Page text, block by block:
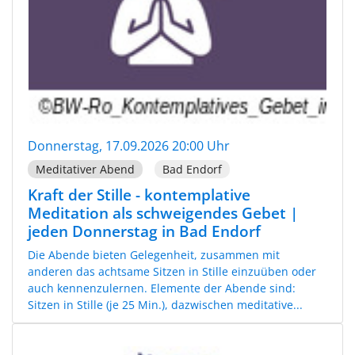
Donnerstag, 17.09.2026 20:00 Uhr
Meditativer Abend Bad Endorf
Kraft der Stille - kontemplative
Meditation als schweigendes Gebet |
jeden Donnerstag in Bad Endorf
Die Abende bieten Gelegenheit, zusammen mit
anderen das achtsame Sitzen in Stille einzuüben oder
auch kennenzulernen. Elemente der Abende sind:
Sitzen in Stille (je 25 Min.), dazwischen meditative...